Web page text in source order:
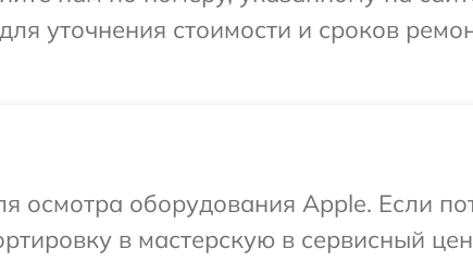
уточнения стоимости и сроков
осмотра оборудования Apple. Если
в мастерскую в сервисный